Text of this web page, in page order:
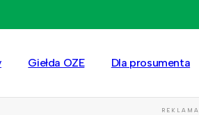
Giełda OZE Dla prosumenta
REKLAMA